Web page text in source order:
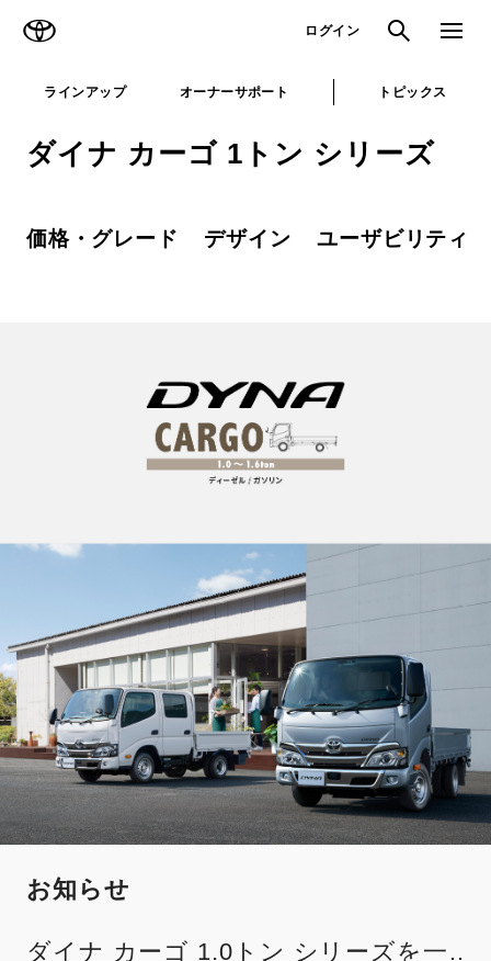
ログイン 検索 メニュ
ラインアップ オーナーサポート トピックス
ダイナ カーゴ 1トン シリーズ
価格・グレード デザイン ユーザビリティ
お知らせ
ダイナ カーゴ 1.0トン シリーズを一